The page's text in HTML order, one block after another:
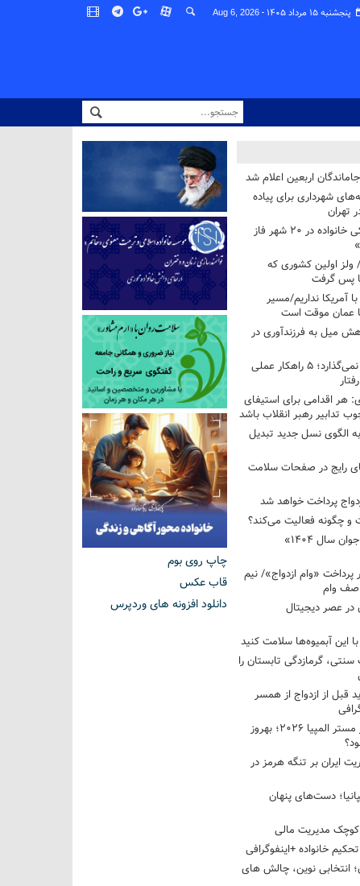
پنجشنبه ۱۵ مرداد ۱۴۰۵ - Aug 6, 2026
اربعین اعلام شد
شهرداری برای پیاده
تهران
آغاز برنامه ملی پزشکی خانواده در ۲۰ شهر فاز
ولز اولین کشوری که
پس گرفت
آمریکا نداریم/مسیر
عمان موقت است
میل به فرزندآوری در
فرزندم به من احترام نمی‌گذارد؛ ۵ راهکار عملی
هر اقدامی برای استیفای
تدابیر رهبر انقلاب باشد
الگوی نسل جدید تبدیل
رایج در صفحات سلامت
و چگونه فعالیت می‌کند؟
رویداد ملی «انتخاب جوان سال ۱۴۰۴»
پرداخت «وام ازدواج»/ نیم
صف وام
در عصر دیجیتال
این آبمیوه‌ها سلامت کنید
گرمازدگی تابستان را
قبل از ازدواج از همسر
نبرد دو غول ایرانی در مستر المپیا ۲۰۲۶؛ بهروز
ایران بر تنگه هرمز در
دست‌های پنهان
مدیریت مالی
خانواده +اینفوگرافی
انتخابی نوین، چالش های
چاپ روی بوم
قاب عکس
دانلود افزونه های وردپرس